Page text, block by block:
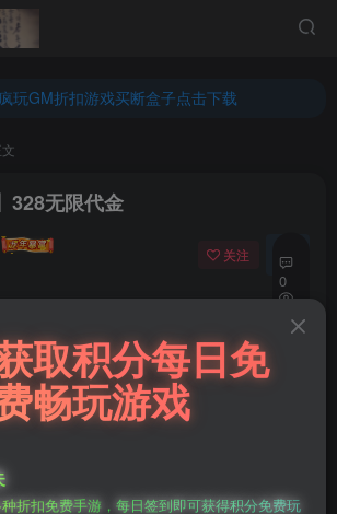
玩GM折扣游戏买断盒子点击下载
玩GM折扣游戏买断盒子点击下载
328无限代金
关注 私信
0
91
无限代金
请登录后查看
登录查看
取积分每日免
畅玩游戏
折扣免费手游，每日签到即可获得积分免费玩